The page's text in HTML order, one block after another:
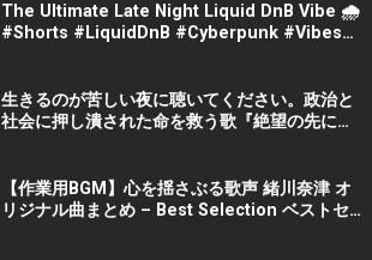
The Ultimate Late Night Liquid DnB Vibe 🌧️
#Shorts #LiquidDnB #Cyberpunk #Vibes
生きるのが苦しい夜に聴いてください。政治と
社会に押し潰された命を救う歌『絶望の先に』
【作業用BGM】心を揺さぶる歌声 緒川奈津 オ
リジナル曲まとめ – Best Selection ベストセ